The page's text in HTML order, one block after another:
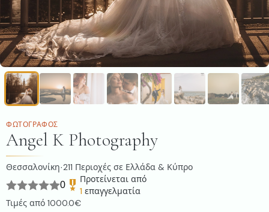
ΦΩΤΟΓΡΆΦΟΣ
Angel K Photography
Θεσσαλονίκη·211 Περιοχές σε Ελλάδα & Κύπρο
0
Προτείνεται από
1 επαγγελματία
Τιμές από 1000.0€